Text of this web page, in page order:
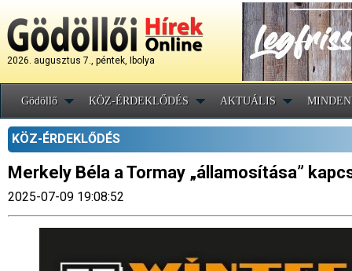
2026. augusztus 7., péntek, Ibolya
Gödöllő KÖZ-ÉRDEKLŐDÉS AKTUÁLIS
KÖZ-ÉRDEKLŐDÉS
Merkely Béla a Tormay „államosítása”
2025-07-09 19:08:52